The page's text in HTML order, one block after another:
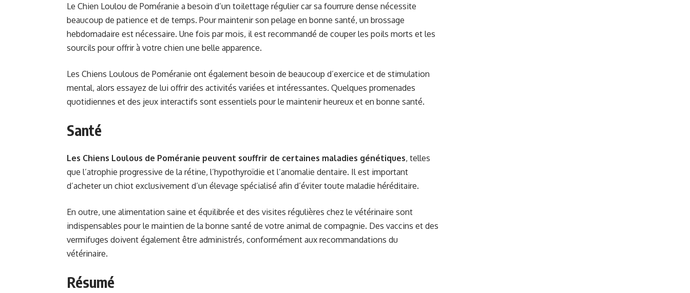
Le Chien Loulou de Poméranie a besoin d’un toilettage régulier car sa fourrure dense nécessite
beaucoup de patience et de temps. Pour maintenir son pelage en bonne santé, un brossage
hebdomadaire est nécessaire. Une fois par mois, il est recommandé de couper les poils morts et les
sourcils pour offrir à votre chien une belle apparence.
Les Chiens Loulous de Poméranie ont également besoin de beaucoup d’exercice et de stimulation
mental, alors essayez de lui offrir des activités variées et intéressantes. Quelques promenades
quotidiennes et des jeux interactifs sont essentiels pour le maintenir heureux et en bonne santé.
Santé
Les Chiens Loulous de Poméranie peuvent souffrir de certaines maladies génétiques, telles
que l’atrophie progressive de la rétine, l’hypothyroïdie et l’anomalie dentaire. Il est important
d’acheter un chiot exclusivement d’un élevage spécialisé afin d’éviter toute maladie héréditaire.
En outre, une alimentation saine et équilibrée et des visites régulières chez le vétérinaire sont
indispensables pour le maintien de la bonne santé de votre animal de compagnie. Des vaccins et des
vermifuges doivent également être administrés, conformément aux recommandations du
vétérinaire.
Résumé